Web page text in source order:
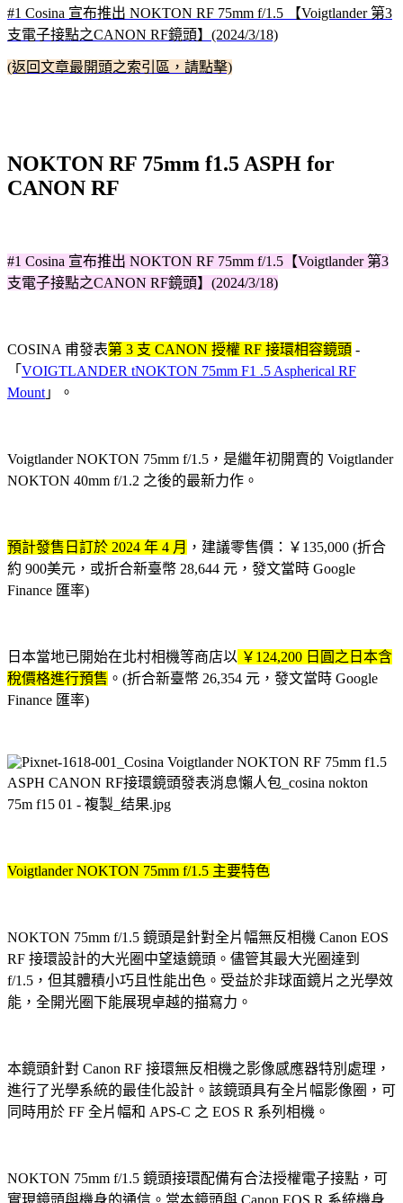
#1 Cosina 宣布推出 NOKTON RF 75mm f/1.5 【Voigtlander 第3
支電子接點之CANON RF鏡頭】(2024/3/18)
(返回文章最開頭之索引區，請點擊)
NOKTON RF 75mm f1.5 ASPH for
CANON RF
#1 Cosina 宣布推出 NOKTON RF 75mm f/1.5【Voigtlander 第3
支電子接點之CANON RF鏡頭】(2024/3/18)
COSINA 甫發表第 3 支 CANON 授權 RF 接環相容鏡頭 -
「 VOIGTLANDER tNOKTON 75mm F1 .5 Aspherical RF
Mount 」。
Voigtlander NOKTON 75mm f/1.5，是繼年初開賣的 Voigtlander
NOKTON 40mm f/1.2 之後的最新力作。
預計發售日訂於 2024 年 4 月 ，建議零售價：￥135,000 (折合
約 900美元，或折合新臺幣 28,644 元，發文當時 Google
Finance 匯率)
日本當地已開始在北村相機等商店以 ￥124,200 日圓之日本含
稅價格進行預售 。(折合新臺幣 26,354 元，發文當時 Google
Finance 匯率)
Voigtlander NOKTON 75mm f/1.5 主要特色
NOKTON 75mm f/1.5 鏡頭是針對全片幅無反相機 Canon EOS
RF 接環設計的大光圈中望遠鏡頭。儘管其最大光圈達到
f/1.5，但其體積小巧且性能出色。受益於非球面鏡片之光學效
能，全開光圈下能展現卓越的描寫力。
本鏡頭針對 Canon RF 接環無反相機之影像感應器特別處理，
進行了光學系統的最佳化設計。該鏡頭具有全片幅影像圈，可
同時用於 FF 全片幅和 APS-C 之 EOS R 系列相機。
NOKTON 75mm f/1.5 鏡頭接環配備有合法授權電子接點，可
實現鏡頭與機身的通信。當本鏡頭與 Canon EOS R 系統機身